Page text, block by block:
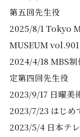
第五回先生役
2025/8/1 Tokyo
MUSEUM
2024/4/18 MBS
定第四回先生役
2023/9/17 日曜美
2023/7/23 はじめ
2023/5/4 日本テ